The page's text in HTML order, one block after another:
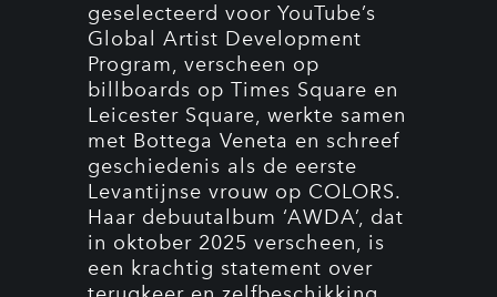
geselecteerd voor YouTube’s
Global Artist Development
Program, verscheen op
billboards op Times Square en
Leicester Square, werkte samen
met Bottega Veneta en schreef
geschiedenis als de eerste
Levantijnse vrouw op COLORS.
Haar debuutalbum ‘AWDA’, dat
in oktober 2025 verscheen, is
een krachtig statement over